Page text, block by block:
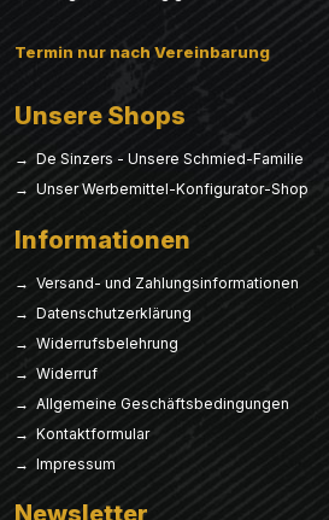
Termin nur nach Vereinbarung
Unsere Shops
→ De Sinzers - Unsere Schmied-Familie
→ Unser Werbemittel-Konfigurator-Shop
Informationen
→ Versand- und Zahlungsinformationen
→ Datenschutzerklärung
→ Widerrufsbelehrung
→ Widerruf
→ Allgemeine Geschäftsbedingungen
→ Kontaktformular
→ Impressum